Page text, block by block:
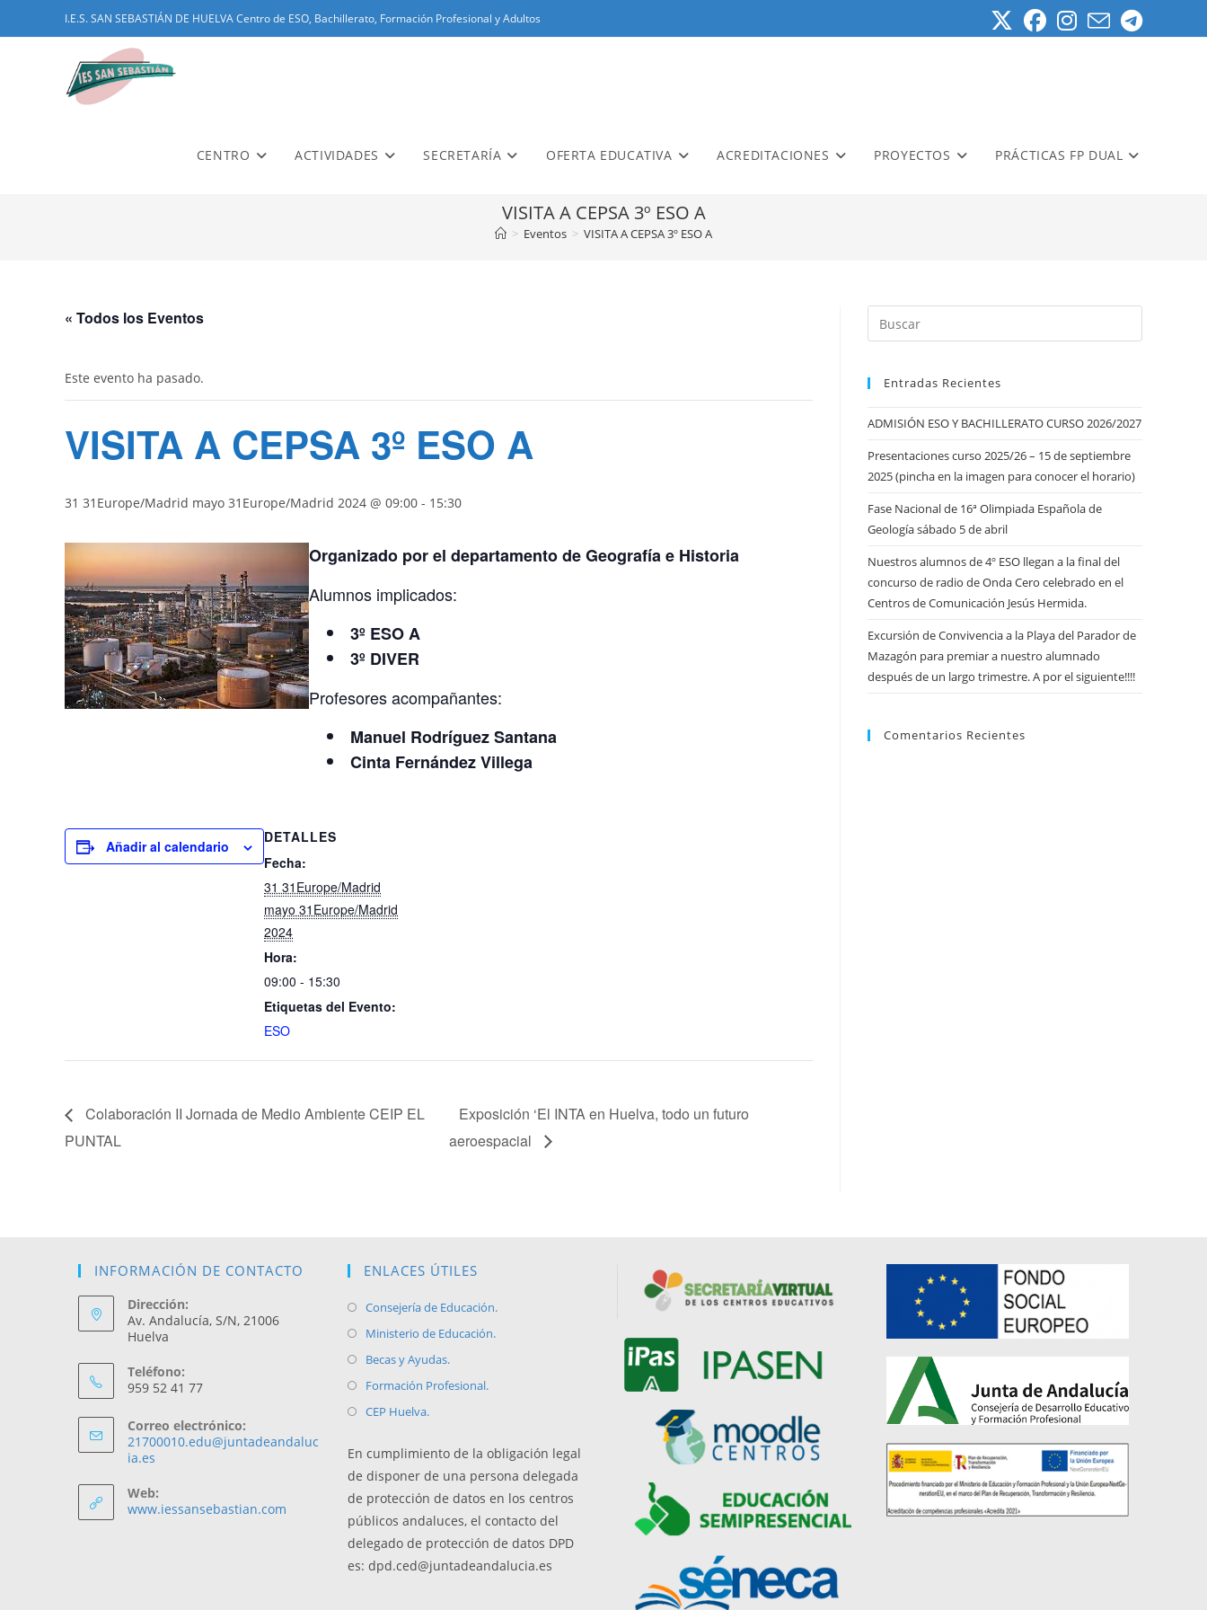
al
I.E.S. SAN SEBASTIÁN DE HUELVA Centro de ESO, Bachillerato, Formación Profesional y Adultos
CENTRO ACTIVIDADES SECRETARÍA OFERTA EDUCATIVA ACREDITACIONES PROYECTOS PRÁCTICAS FP DUAL
VISITA A CEPSA 3º ESO A
> Eventos > VISITA A CEPSA 3º ESO A
« Todos los Eventos
Este evento ha pasado.
VISITA A CEPSA 3º ESO A
31 31Europe/Madrid mayo 31Europe/Madrid 2024 @ 09:00 - 15:30
Organizado por el departamento de Geografía e Historia
Alumnos implicados:
3º ESO A
3º DIVER
Profesores acompañantes:
Manuel Rodríguez Santana
Cinta Fernández Villega
Añadir al calendario
DETALLES
Fecha:
31 31Europe/Madrid
mayo 31Europe/Madrid
2024
Hora:
09:00 - 15:30
Etiquetas del Evento:
ESO
Colaboración II Jornada de Medio Ambiente CEIP EL
PUNTAL
Exposición ‘El INTA en Huelva, todo un futuro
aeroespacial
Entradas Recientes
ADMISIÓN ESO Y BACHILLERATO CURSO 2026/2027
Presentaciones curso 2025/26 – 15 de septiembre
2025 (pincha en la imagen para conocer el horario)
Fase Nacional de 16ª Olimpiada Española de
Geología sábado 5 de abril
Nuestros alumnos de 4º ESO llegan a la final del
concurso de radio de Onda Cero celebrado en el
Centros de Comunicación Jesús Hermida.
Excursión de Convivencia a la Playa del Parador de
Mazagón para premiar a nuestro alumnado
después de un largo trimestre. A por el siguiente!!!!
Comentarios Recientes
INFORMACIÓN DE CONTACTO
Dirección:
Av. Andalucía, S/N, 21006
Huelva
Teléfono:
959 52 41 77
Correo electrónico:
21700010.edu@juntadeandaluc
ia.es
en
tu
Web:
www.iessansebastian.com
ENLACES ÚTILES
Consejería de Educación.
Ministerio de Educación.
Becas y Ayudas.
abre
nueva
pestaña
Formación Profesional.
una
nueva
pestaña
CEP Huelva.
en
una
nueva
pestaña
En cumplimiento de la obligación legal
de disponer de una persona delegada
de protección de datos en los centros
públicos andaluces, el contacto del
delegado de protección de datos DPD
es: dpd.ced@juntadeandalucia.es